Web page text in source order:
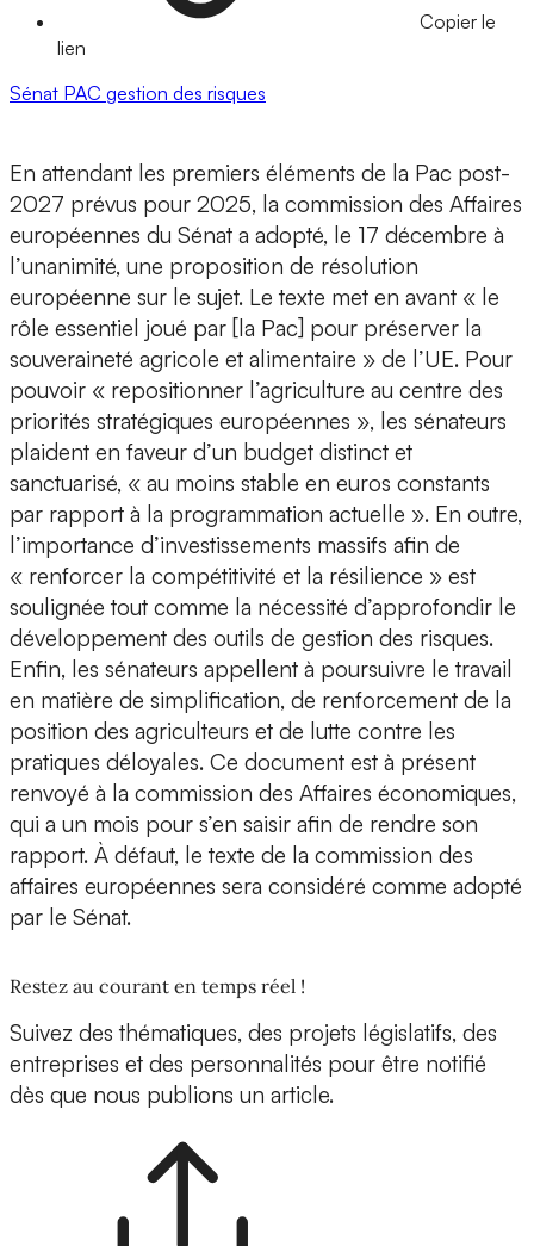
Copier le
lien
Sénat PAC gestion des risques
En attendant les premiers éléments de la Pac post-
2027 prévus pour 2025, la commission des Affaires
européennes du Sénat a adopté, le 17 décembre à
l’unanimité, une proposition de résolution
européenne sur le sujet. Le texte met en avant « le
rôle essentiel joué par [la Pac] pour préserver la
souveraineté agricole et alimentaire » de l’UE. Pour
pouvoir « repositionner l’agriculture au centre des
priorités stratégiques européennes », les sénateurs
plaident en faveur d’un budget distinct et
sanctuarisé, « au moins stable en euros constants
par rapport à la programmation actuelle ». En outre,
l’importance d’investissements massifs afin de
« renforcer la compétitivité et la résilience » est
soulignée tout comme la nécessité d’approfondir le
développement des outils de gestion des risques.
Enfin, les sénateurs appellent à poursuivre le travail
en matière de simplification, de renforcement de la
position des agriculteurs et de lutte contre les
pratiques déloyales. Ce document est à présent
renvoyé à la commission des Affaires économiques,
qui a un mois pour s’en saisir afin de rendre son
rapport. À défaut, le texte de la commission des
affaires européennes sera considéré comme adopté
par le Sénat.
Restez au courant en temps réel !
Suivez des thématiques, des projets législatifs, des
entreprises et des personnalités pour être notifié
dès que nous publions un article.